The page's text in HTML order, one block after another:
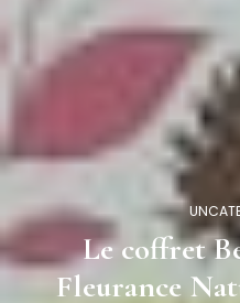
Le coffret
Fleurance